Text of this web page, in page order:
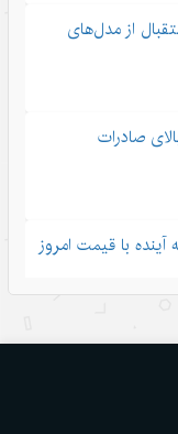
از مدل‌های
صادرات
با قیمت امروز